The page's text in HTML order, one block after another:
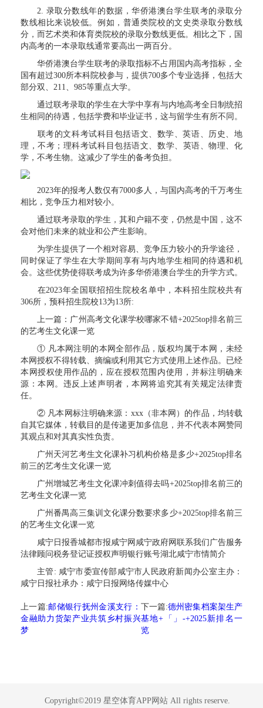
2. 录取分数线年的数据，华侨港澳台学生联考的录取分
数线相比来说较低。例如，普通类院校的文史类录取分数线
分，而艺术类和体育类院校的录取分数线更低。相比之下，国
内高考的一本录取线通常要高出一两百分。
华侨港澳台学生联考的录取指标不占用国内高考指标，全
国有超过300所本科院校参与，提供700多个专业选择，包括大
部分双、211、985等重点大学。
通过联考录取的学生在大学中享有与内地高考全日制统招
生相同的待遇，包括学费和毕业证书，这与留学生有所不同。
联考的文科考试科目包括语文、数学、英语、历史、地
理，不考；理科考试科目包括语文、数学、英语、物理、化
学，不考生物。这减少了学生的备考负担。
2023年的报考人数仅有7000多人，与国内高考的千万考生
相比，竞争压力相对较小。
通过联考录取的学生，其和户籍不变，仍然是中国，这不
会对他们未来的就业和公产生影响。
为学生提供了一个相对容易、竞争压力较小的升学途径，
同时保证了学生在大学期间享有与内地学生相同的待遇和机
会。这些优势使得联考成为许多华侨港澳台学生的升学方式。
在2023年全国联招招生院校名单中，本科招生院校共有
306所，预科招生院校13为13所:
上一篇：广州高考文化课学校哪家不错+2025top排名前三
的艺考生文化课一览
① 凡本网注明的本网全部作品，版权均属于本网，未经
本网授权不得转载、摘编或利用其它方式使用上述作品。已经
本网授权使用作品的，应在授权范围内使用，并标注明确来
源：本网。违反上述声明者，本网将追究其有关规定法律责
任。
② 凡本网标注明确来源：xxx（非本网）的作品，均转载
自其它媒体，转载目的是传递更加多信息，并不代表本网赞同
其观点和对其真实性负责。
广州天河艺考生文化课补习机构价格是多少+2025top排名
前三的艺考生文化课一览
广州增城艺考生文化课冲刺值得去吗+2025top排名前三的
艺考生文化课一览
广州番禺高三集训文化课分数要求多少+2025top排名前三
的艺考生文化课一览
咸宁日报香城都市报咸宁网咸宁政府网联系我们广告服务
法律顾问税务登记证授权声明银行账号湖北咸宁市情简介
主管: 咸宁市委宣传部咸宁市人民政府新闻办公室主办：
咸宁日报社承办：咸宁日报网络传媒中心
上一篇:邮储银行抚州金溪支行：
金融助力货架产业共筑乡村振兴
梦
下一篇:德州密集档案架生产
基地+「」-+2025新排名一
览
Copyright©2019 星空体育APP网站 All rights reserve.